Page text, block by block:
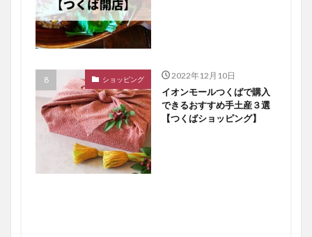
ショッピング 2022年12月10日
イオンモールつくばで購入
できるおすすめ手土産３選
【つくばショッピング】